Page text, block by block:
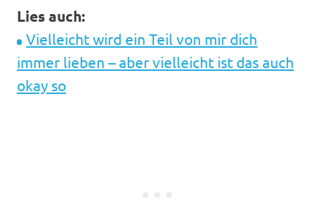
Lies auch:
Vielleicht wird ein Teil von mir dich
immer lieben – aber vielleicht ist das auch
okay so